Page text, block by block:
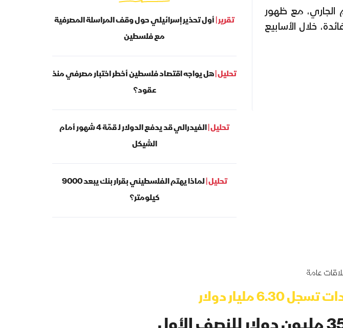
الجاري، مع ظهور
خلال الأسابيع
تقرير |أول تحذير إسرائيلي حول وقف المراسلة المصرفية
مع فلسطين
تحليل |هل يواجه اقتصاد فلسطين أخطر اختبار مصرفي منذ
عقود؟
تحليل |
الفيدرالي قد يدفع الدولار لـ قمّة 4 شهور أمام
الشيكل
تحليل |
لماذا يهتم الفلسطيني بقرار بنك يبعد 9000
كيلومتر؟
عامة